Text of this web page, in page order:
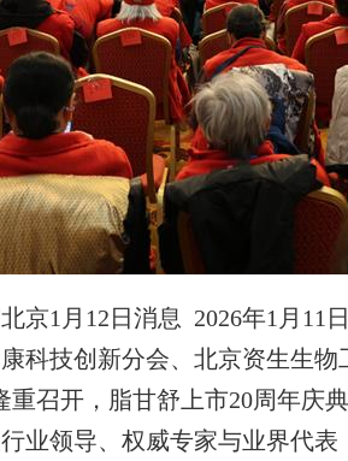
1月12日消息 2026年1月11
科技创新分会、北京资生生物
重召开，脂甘舒上市20周年庆
业领导、权威专家与业界代